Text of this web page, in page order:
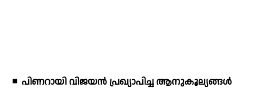
◾ പിണറായി വിജയന്‍ പ്രഖ്യാപിച്ച ആനുകൂല്യങ്ങള്‍